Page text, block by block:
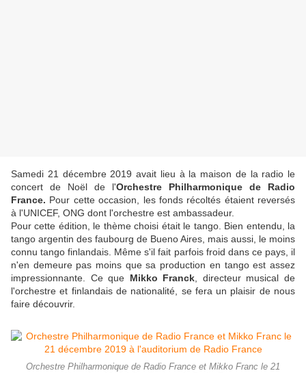
Samedi 21 décembre 2019 avait lieu à la maison de la radio le
concert de Noël de l'Orchestre Philharmonique de Radio
France. Pour cette occasion, les fonds récoltés étaient reversés
à l'UNICEF, ONG dont l'orchestre est ambassadeur.
Pour cette édition, le thème choisi était le tango. Bien entendu, la
tango argentin des faubourg de Bueno Aires, mais aussi, le moins
connu tango finlandais. Même s'il fait parfois froid dans ce pays, il
n'en demeure pas moins que sa production en tango est assez
impressionnante. Ce que Mikko Franck , directeur musical de
l'orchestre et finlandais de nationalité, se fera un plaisir de nous
faire découvrir.
Orchestre Philharmonique de Radio France et Mikko Franc le 21